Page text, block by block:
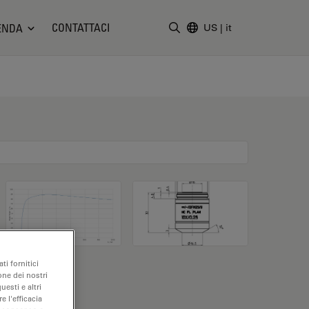
CONTATTACI US | it
fornitici
dei nostri
e altri
l'efficacia